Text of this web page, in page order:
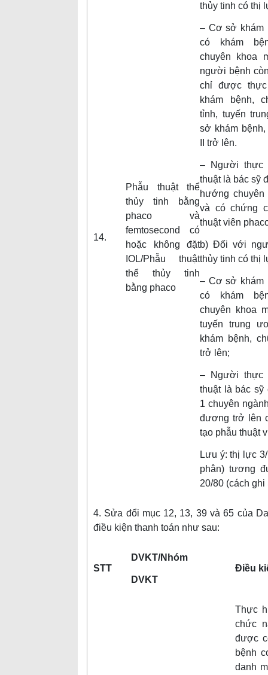
14.
Phẫu thuật thể
thủy tinh bằng
phaco và
femtosecond có
hoặc không đặt
IOL/Phẫu thuật
thể thủy tinh
bằng phaco
thủy tinh có thị
– Cơ sở khám
có khám
chuyên khoa
người bệnh
chỉ được
khám bệnh,
tỉnh, tuyến
sở khám
II trở lên.
– Người thực
thuật là bác sỹ
hướng
và có chứng
thuật viên
b) Đối với
thủy tinh có thị
– Cơ sở khám
có khám
chuyên khoa
tuyến trung
khám bệnh,
trở lên;
– Người thực
thuật là bác sỹ
1 chuyên
đương trở lên
tạo phẫu thuật
Lưu ý: thị lực
phân) tương
20/80 (cách ghi
4. Sửa đổi mục 12, 13, 39 và 65 của
điều kiện thanh toán như sau:
STT
DVKT/Nhóm
DVKT
Điều
Thực
chức
được
bệnh
danh